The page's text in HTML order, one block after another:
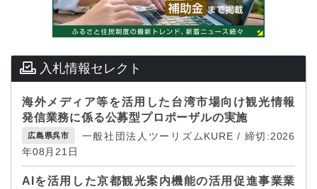
入札情報セレクト
海外メディア等を活用した台湾市場向け観光情報
発信業務に係る公募型プロポーザルの実施
広島県呉市
一般社団法人ツーリズムKURE / 締切:2026
年08月21日
AIを活用した京都観光案内機能の活用促進事業業